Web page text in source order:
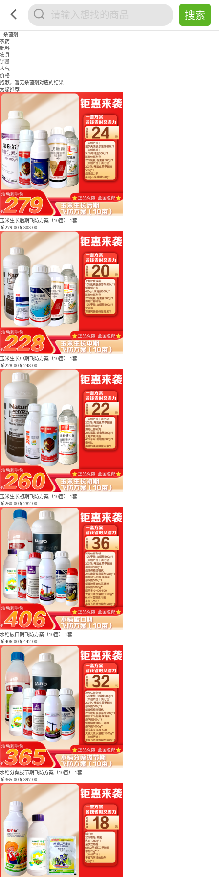
杀菌剂
农药
肥料
农具
销量
人气
价格
抱歉，暂无杀菌剂对应的结果
为您推荐
玉米生长后期飞防方案（10亩） 1套
￥279.00￥303.00
玉米生长中期飞防方案（10亩） 1套
￥228.00￥248.00
玉米生长初期飞防方案（10亩） 1套
￥260.00￥282.00
水稻破口期飞防方案（10亩） 1套
￥406.00￥442.00
水稻分蘖拔节期飞防方案（10亩） 1套
￥365.00￥397.00